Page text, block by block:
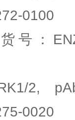
0100
号：
0020